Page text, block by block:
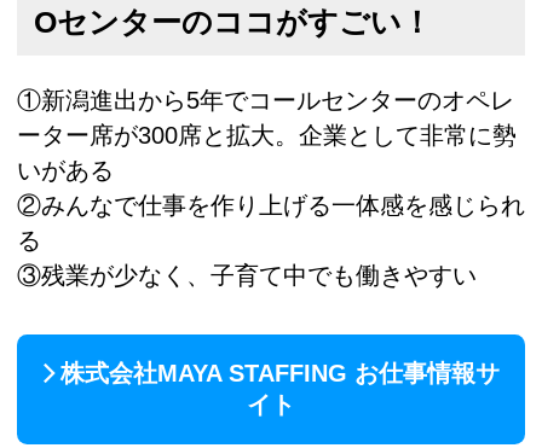
Oセンターのココがすごい！
①新潟進出から5年でコールセンターのオペレ
ーター席が300席と拡大。企業として非常に勢
いがある
②みんなで仕事を作り上げる一体感を感じられ
る
③残業が少なく、子育て中でも働きやすい
株式会社MAYA STAFFING お仕事情報サ
イト